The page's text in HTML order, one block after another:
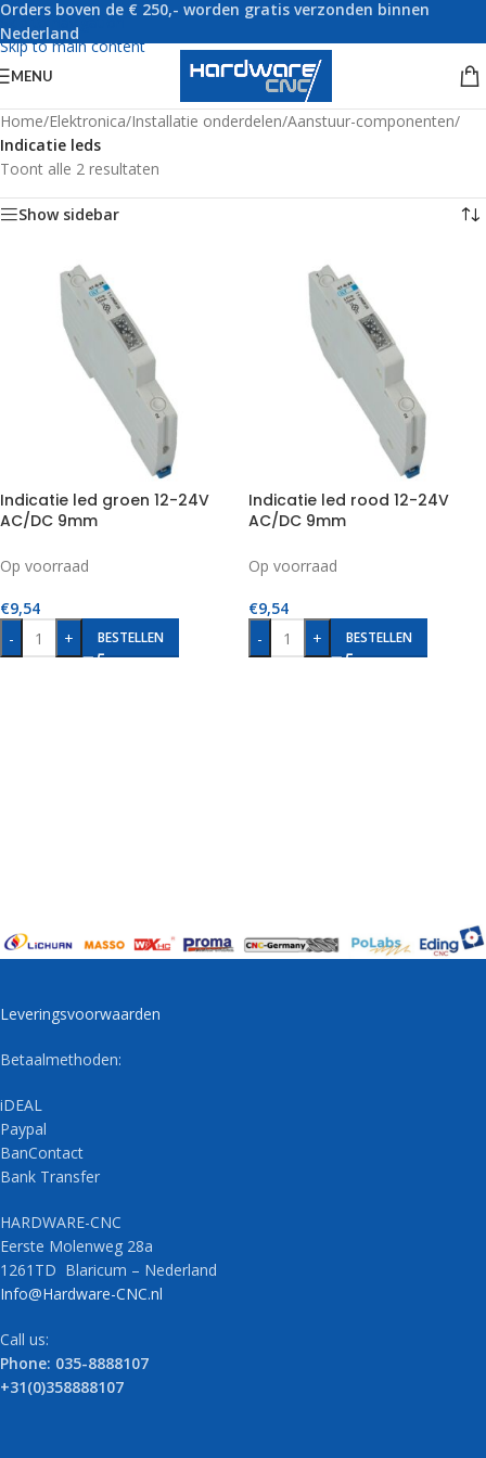
Skip to navigation
Skip to main content
Orders boven de € 250,- worden gratis verzonden binnen
Nederland
MENU
Home/Elektronica/Installatie onderdelen/Aanstuur-componenten/
Indicatie leds
Toont alle 2 resultaten
Show sidebar
Indicatie led groen 12-24V
AC/DC 9mm
Op voorraad
€9,54
-
+ BESTELLEN
Indicatie led rood 12-24V
AC/DC 9mm
Op voorraad
€9,54
-
+ BESTELLEN
Leveringsvoorwaarden
Betaalmethoden:
iDEAL
Paypal
BanContact
Bank Transfer
HARDWARE-CNC
Eerste Molenweg 28a
1261TD Blaricum – Nederland
Info@Hardware-CNC.nl
Call us:
Phone: 035-8888107
+31(0)358888107